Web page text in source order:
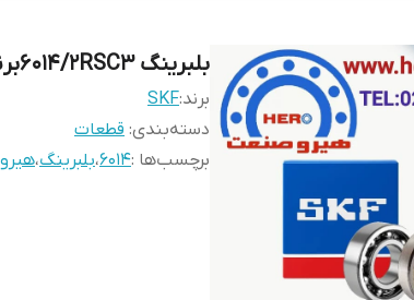
بلبرینگ 6014/2RSC3برندSKF (به شرط اصلی بودن کالا)
برند:SKF
دسته‌بندی: قطعات
برچسب‌ها :6014،بلبرینگ،